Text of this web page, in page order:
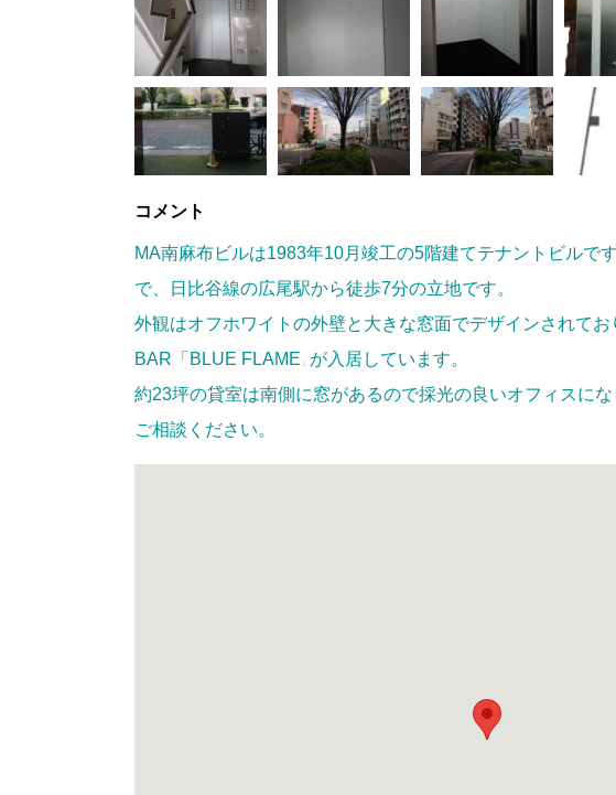
コメント
MA南麻布ビルは1983年10月竣工の5階建てテナントビルで
で、日比谷線の広尾駅から徒歩7分の立地です。
外観はオフホワイトの外壁と大きな窓面でデザインされてお
BAR「 BLUE FLAME 」 が入居しています。
約23坪の貸室は南側に窓があるので採光の良いオフィスに
ご相談ください。